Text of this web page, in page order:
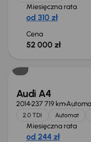
Miesięczna rata
od 310 zł
Cena
52 000 zł
Audi A4
2014237 719 km
2.0 TDI Automat
Miesięczna rata
od 244 zł